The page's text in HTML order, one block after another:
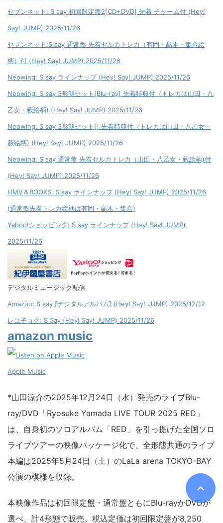
セブンネット: S say 初回限定盤2[CD+DVD] 先着 チャーム付 (Hey!
Say! JUMP) 2025/11/26
セブンネット:S say 通常盤 先着セルカトレカ（有岡・髙木・集合絵
柄）付 (Hey! Say! JUMP) 2025/11/26
Neowing: S say ラインナップ (Hey! Say! JUMP) 2025/11/26
Neowing: S say 3形態セット[Blu-ray] 先着特典付（トレカは山田・八
乙女・藪絵柄) (Hey! Say! JUMP) 2025/11/26
Neowing: S say 3形態セット[] 先着特典付（トレカは山田・八乙女・
藪絵柄) (Hey! Say! JUMP) 2025/11/26
Neowing: S say 通常盤 先着セルカトレカ（山田・八乙女・藪絵柄)付
(Hey! Say! JUMP) 2025/11/26
HMV＆BOOKS: S say ラインナップ (Hey! Say! JUMP) 2025/11/26
(通常盤先着トレカ絵柄は有岡・高木・集合)
Yahoo!ショッピング: S say ラインナップ (Hey! Say! JUMP)
2025/11/26
デジタルミュージック配信
Amazon: S say [デジタルアルバム] (Hey! Say! JUMP) 2025/12/12
レコチョク: S Say (Hey! Say! JUMP) 2025/11/26
amazon music
Apple Music
*山田涼介の2025年12月24日（水）発売のライブBlu-
ray/DVD「Ryosuke Yamada LIVE TOUR 2025 RED」
は、自身初のソロアルバム「RED」を引っ提げた全国ソロ
ライブツアーの映像パッケージ化で、全形態共通のライブ
本編は2025年5月24日（土）のLaLa arena TOKYO-BAY
公演の模様を収録。
本映像作品は初回限定盤・通常盤ともにBlu-rayかDVDが
選べ、計4形態で販売。税込定価は初回限定盤が8,250